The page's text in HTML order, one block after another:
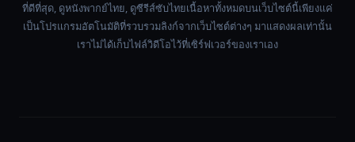
ที่ดีที่สุด, ดูหนังพากย์ไทย, ดูซีรีส์ซับไทยเนื้อหาทั้งหมดบนเว็บไซต์นี้เพียงแค่
เป็นโปรแกรมอัตโนมัติที่รวบรวมลิงก์จากเว็บไซต์ต่างๆ มาแสดงผลเท่านั้น
เราไม่ได้เก็บไฟล์วิดีโอไว้ที่เซิร์ฟเวอร์ของเราเอง